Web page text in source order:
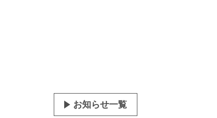
お知らせ一覧